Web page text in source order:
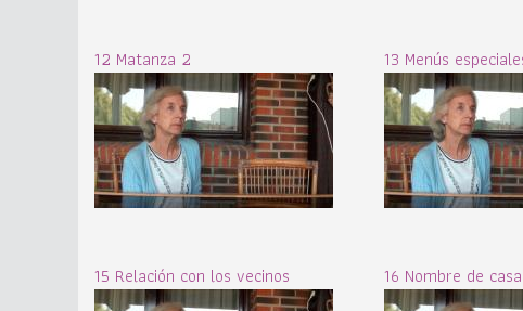
12 Matanza 2 13 Menús
15 Relación con los vecinos 16 Nombre de